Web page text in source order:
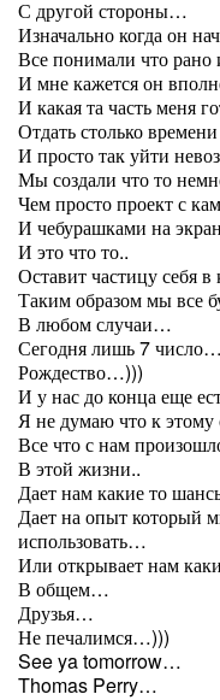
С другой стороны…
Изначально когда он
Все понимали что
И мне кажется он
И какая та часть меня
Отдать столько
И просто так уйти
Мы создали что то
Чем просто проект с
И чебурашками на
И это что то..
Оставит частицу себя
Таким образом мы все
В любом случаи…
Сегодня лишь 7
Рождество…)))
И у нас до конца еще
Я не думаю что к этому
Все что с нам
В этой жизни..
Дает нам какие то
Дает на опыт который
использовать…
Или открывает нам
В общем…
Друзья…
Не печалимся…)))
See ya tomorrow…
Thomas Perry…